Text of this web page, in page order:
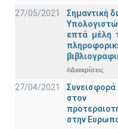
27/05/2021
Σημαντική
επτά μέλη
#Διακρίσεις
27/04/2021
στον
στην